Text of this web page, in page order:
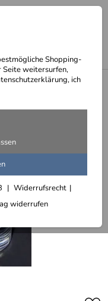
Shopping-
Seite weitersurfen,
ich
Widerrufsrecht
widerrufen